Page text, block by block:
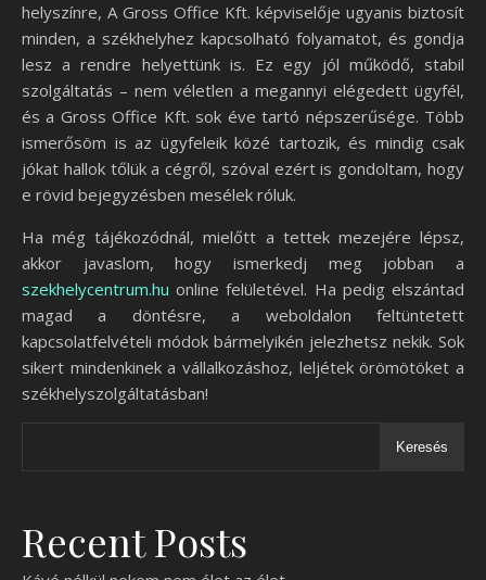
helyszínre, A Gross Office Kft. képviselője ugyanis biztosít
minden, a székhelyhez kapcsolható folyamatot, és gondja
lesz a rendre helyettünk is. Ez egy jól működő, stabil
szolgáltatás – nem véletlen a megannyi elégedett ügyfél,
és a Gross Office Kft. sok éve tartó népszerűsége. Több
ismerősöm is az ügyfeleik közé tartozik, és mindig csak
jókat hallok tőlük a cégről, szóval ezért is gondoltam, hogy
e rövid bejegyzésben mesélek róluk.
Ha még tájékozódnál, mielőtt a tettek mezejére lépsz,
akkor javaslom, hogy ismerkedj meg jobban a
szekhelycentrum.hu online felületével. Ha pedig elszántad
magad a döntésre, a weboldalon feltüntetett
kapcsolatfelvételi módok bármelyikén jelezhetsz nekik. Sok
sikert mindenkinek a vállalkozáshoz, leljétek örömötöket a
székhelyszolgáltatásban!
Keresés
Recent Posts